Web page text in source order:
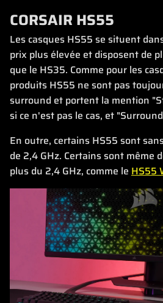
CORSAIR HS55
Les casques HS55 se situent
prix plus élevée et disposent de
que le HS35. Comme pour les
produits HS55 ne sont pas
surround et portent la mention
si ce n'est pas le cas, et
En outre, certains HS55 sont
de 2,4 GHz. Certains sont même
plus du 2,4 GHz, comme le HS55